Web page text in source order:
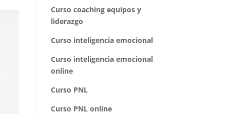
Curso coaching equipos y
liderazgo
Curso inteligencia emocional
Curso inteligencia emocional
online
Curso PNL
Curso PNL online